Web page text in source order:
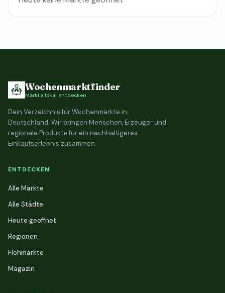
Wochenmarktfinder
Märkte lokal entdecken
Dein Verzeichnis für Wochenmärkte in
Deutschland. Wir bringen Menschen, Erzeuger und
regionale Produkte für ein nachhaltigeres
Einkaufserlebnis zusammen.
ENTDECKEN
Alle Märkte
Alle Städte
Heute geöffnet
Regionen
Flohmärkte
Magazin